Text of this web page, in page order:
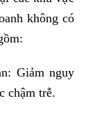
không có
Giảm nguy
chậm trễ.